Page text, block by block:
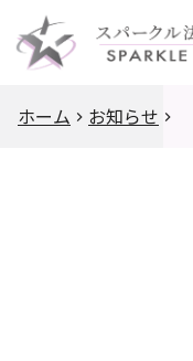
ホーム お知らせ